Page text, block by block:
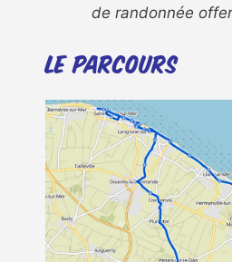
de randonnée
Le parcours